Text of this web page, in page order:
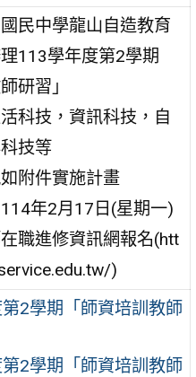
民中學龍山自造教育
113學年度第2學期
研習」
科技，資訊科技，自
技等
附件實施計畫
年2月17日(星期一)
職進修資訊網報名(htt
)
2學期「師資培訓教師
2學期「師資培訓教師